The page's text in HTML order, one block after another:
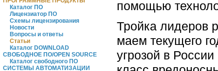
Каталог ПО
Лицензиатор ПО
Схемы лицензирования
Новости
Вопросы и ответы
Статьи
Каталог DOWNLOAD
СВОБОДНОЕ ПО/OPEN SOURCE
Каталог свободного ПО
СИСТЕМЫ АВТОМАТИЗАЦИИ
помощью
Тройка лидеров
маем текущего
угрозой в